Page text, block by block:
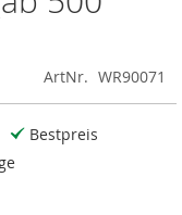
ArtNr. WR90071
Bestpreis